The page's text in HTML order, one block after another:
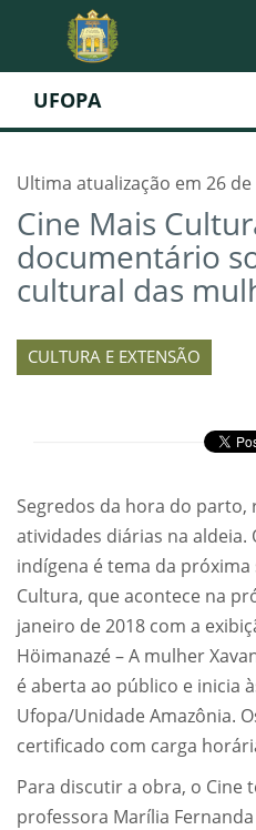
UFOPA
Ultima atualização em 26
Cine Mais
documentário
cultural das
CULTURA E EXTENSÃO
Segredos da hora do parto,
atividades diárias na
indígena é tema da próxima
Cultura, que acontece na
janeiro de 2018 com a
Höimanazé – A mulher
é aberta ao público e inicia
Ufopa/Unidade Amazônia.
certificado com carga
Para discutir a obra, o Cine
professora Marília